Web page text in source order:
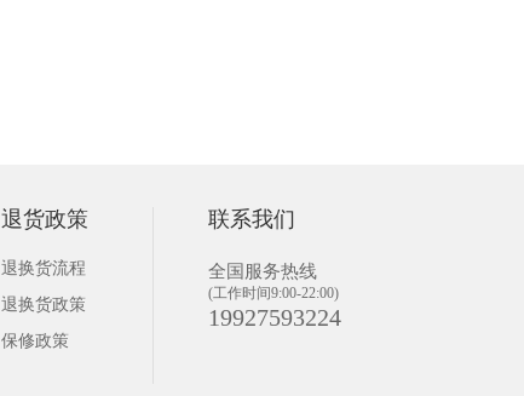
退货政策
退换货流程
退换货政策
保修政策
联系我们
全国服务热线
(工作时间9:00-22:00)
19927593224